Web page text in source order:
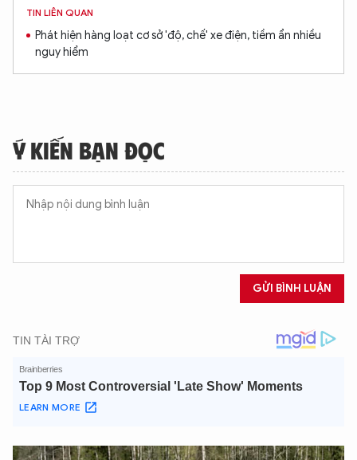
TIN LIÊN QUAN
Phát hiện hàng loạt cơ sở 'độ, chế' xe điện, tiềm ẩn nhiều
nguy hiểm
Ý KIẾN BẠN ĐỌC
GỬI BÌNH LUẬN
XIN CHÀO,
TÔI LÀ CHATBOT CỦA
An Ninh Thủ Đô nhé. Tôi sẵn sàng hỗ trợ!